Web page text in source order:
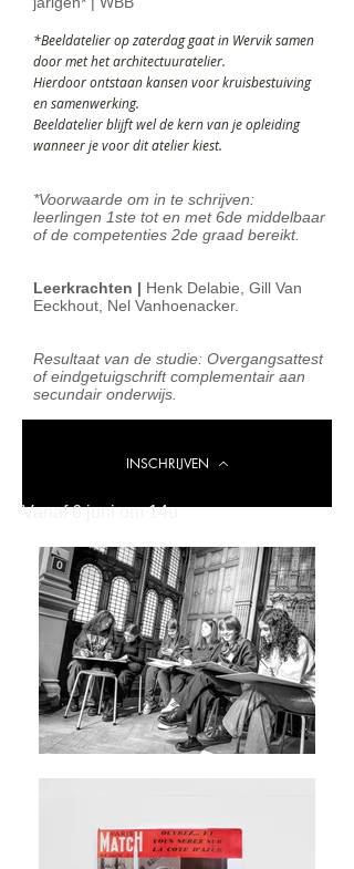
*Beeldatelier op zaterdag gaat in Wervik samen
door met het architectuuratelier.
Hierdoor ontstaan kansen voor kruisbestuiving
en samenwerking.
Beeldatelier blijft wel de kern van je opleiding
wanneer je voor dit atelier kiest.
*Voorwaarde om in te schrijven:
leerlingen 1ste tot en met 6de middelbaar
of de competenties 2de graad bereikt.
Leerkrachten | Henk Delabie, Gill Van
Eeckhout, Nel Vanhoenacker.
Resultaat van de studie: Overgangsattest
of eindgetuigschrift complementair aan
secundair onderwijs.
INSCHRIJVEN
Vanaf 6 juni om 14u